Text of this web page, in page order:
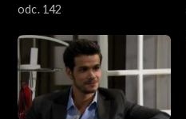
odc. 142